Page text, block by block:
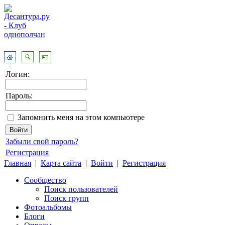
Логин:
Пароль:
Запомнить меня на этом компьютере
Забыли свой пароль?
Регистрация
Главная | Карта сайта | Войти | Регистрация
Сообщество
Поиск пользователей
Поиск групп
Фотоальбомы
Блоги